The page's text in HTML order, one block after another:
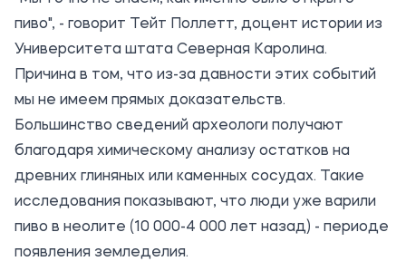
пиво", - говорит Тейт Поллетт, доцент истории из
Университета штата Северная Каролина.
Причина в том, что из-за давности этих событий
мы не имеем прямых доказательств.
Большинство сведений археологи получают
благодаря химическому анализу остатков на
древних глиняных или каменных сосудах. Такие
исследования показывают, что люди уже варили
пиво в неолите (10 000-4 000 лет назад) - периоде
появления земледелия.